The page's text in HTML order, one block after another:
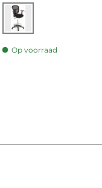
Zwart
Op voorraad